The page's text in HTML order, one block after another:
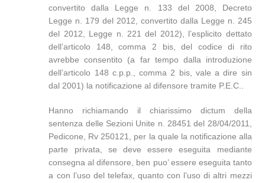
convertito dalla Legge n. 133 del 2008, Decreto
Legge n. 179 del 2012, convertito dalla Legge n. 245
del 2012, Legge n. 221 del 2012), l’esplicito dettato
dell’articolo 148, comma 2 bis, del codice di rito
avrebbe consentito (a far tempo dalla introduzione
dell’articolo 148 c.p.p., comma 2 bis, vale a dire sin
dal 2001) la notificazione al difensore tramite P.E.C..
Hanno richiamando il chiarissimo dictum della
sentenza delle Sezioni Unite n. 28451 del 28/04/2011,
Pedicone, Rv 250121, per la quale la notificazione alla
parte privata, se deve essere eseguita mediante
consegna al difensore, ben puo’ essere eseguita tanto
a con l’uso del telefax, quanto con l’uso di altri mezzi